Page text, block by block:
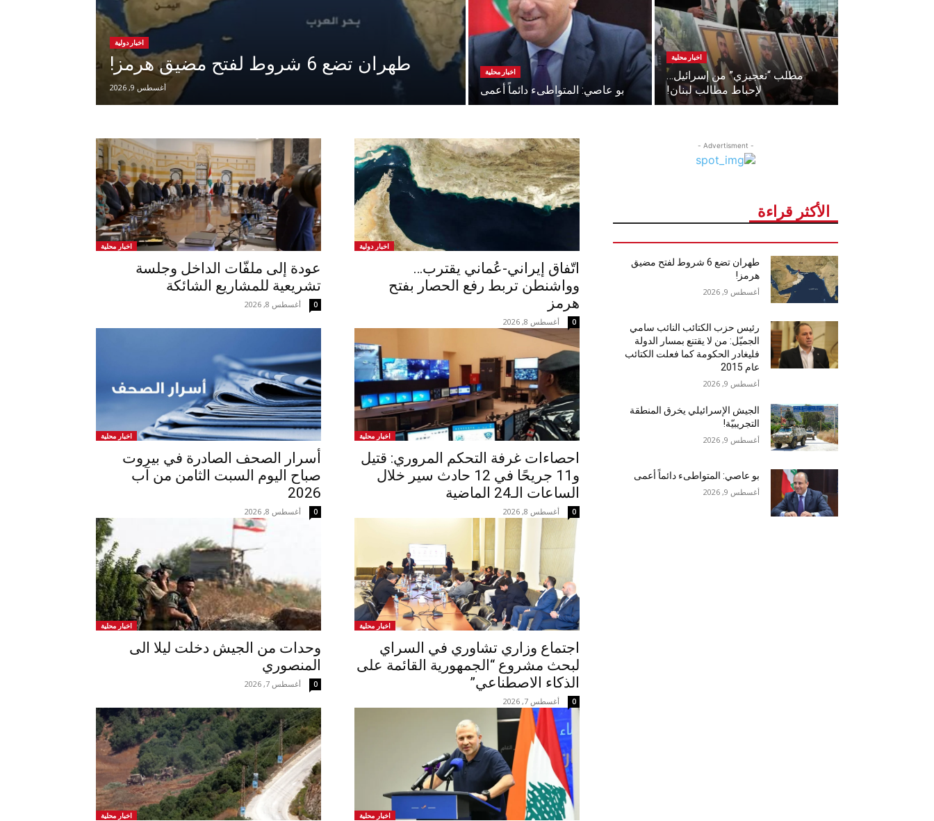
اخبار دولية
طهران تضع 6 شروط لفتح مضيق هرمز!
أغسطس 9, 2026
اخبار محلية
بو عاصي: المتواطىء دائماً أعمى
اخبار محلية
مطلب “تعجيزي” من إسرائيل…
لإحباط مطالب لبنان!
اخبار دولية
اتّفاق إيراني-عُماني يقترب…
وواشنطن تربط رفع الحصار بفتح
هرمز
أغسطس 8, 2026 0
اخبار محلية
عودة إلى ملفّات الداخل وجلسة
تشريعية للمشاريع الشائكة
أغسطس 8, 2026 0
اخبار محلية
احصاءات غرفة التحكم المروري: قتيل
و11 جريحًا في 12 حادث سير خلال
الساعات الـ24 الماضية
أغسطس 8, 2026 0
اخبار محلية
أسرار الصحف الصادرة في بيروت
صباح اليوم السبت الثامن من آب
2026
أغسطس 8, 2026 0
اخبار محلية
اجتماع وزاري تشاوري في السراي
لبحث مشروع “الجمهورية القائمة على
الذكاء الاصطناعي”
أغسطس 7, 2026 0
اخبار محلية
وحدات من الجيش دخلت ليلا الى
المنصوري
أغسطس 7, 2026 0
اخبار محلية اخبار محلية
- Advertisment -
الأكثر قراءة
طهران تضع 6 شروط لفتح مضيق
هرمز!
أغسطس 9, 2026
رئيس حزب الكتائب النائب سامي
الجميّل: من لا يقتنع بمسار الدولة
فليغادر الحكومة كما فعلت الكتائب
عام 2015
أغسطس 9, 2026
الجيش الإسرائيلي يخرق المنطقة
التجريبيّة!
أغسطس 9, 2026
بو عاصي: المتواطىء دائماً أعمى
أغسطس 9, 2026